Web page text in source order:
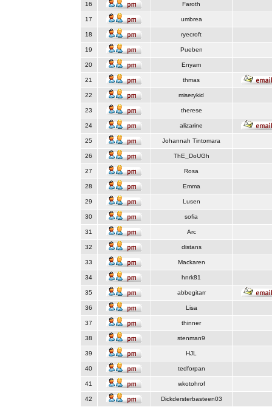
16 Faroth
17 umbrea
18 ryecroft
19 Pueben
20 Enyam
21 thmas
22 miserykid
23 therese
24 alizarine
25 Johannah Tintomara
26 ThE_DoUGh
27 Rosa
28 Emma
29 Lusen
30 sofia
31 Arc
32 distans
33 Mackaren
34 hnrk81
35 abbegitarr
36 Lisa
37 thinner
38 stenman9
39 HJL
40 tedforpan
41 wkotohrof
42 Dickdersterbasteen03